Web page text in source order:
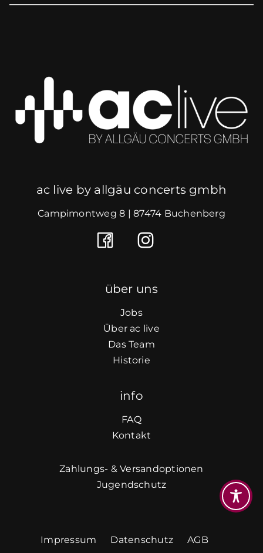
ac live by allgäu concerts gmbh
Campimontweg 8 | 87474 Buchenberg
über uns
Jobs
Über ac live
Das Team
Historie
info
FAQ
Kontakt
Zahlungs- & Versandoptionen
Jugendschutz
Impressum Datenschutz AGB